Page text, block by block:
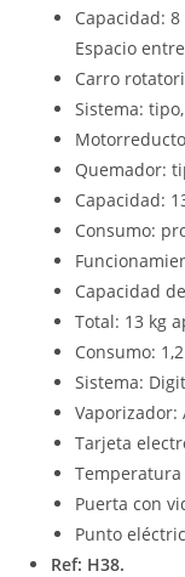
Capacidad:
Espacio
Carro
Sistema:
Quemador:
Capacidad:
Consumo:
Capacidad
Total: 13 kg
Consumo:
Sistema:
Vaporizador:
Tarjeta
Temperatura
Puerta con
Punto
Ref: H38.